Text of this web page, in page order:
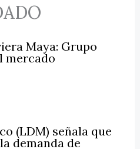
Maya: Grupo
mercado
(LDM) señala que
demanda de